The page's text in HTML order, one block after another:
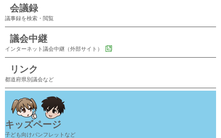
会議録
議事録を検索・閲覧
議会中継
インターネット議会中継（外部サイト）
リンク
都道府県別議会など
キッズページ
子ども向けパンフレットなど